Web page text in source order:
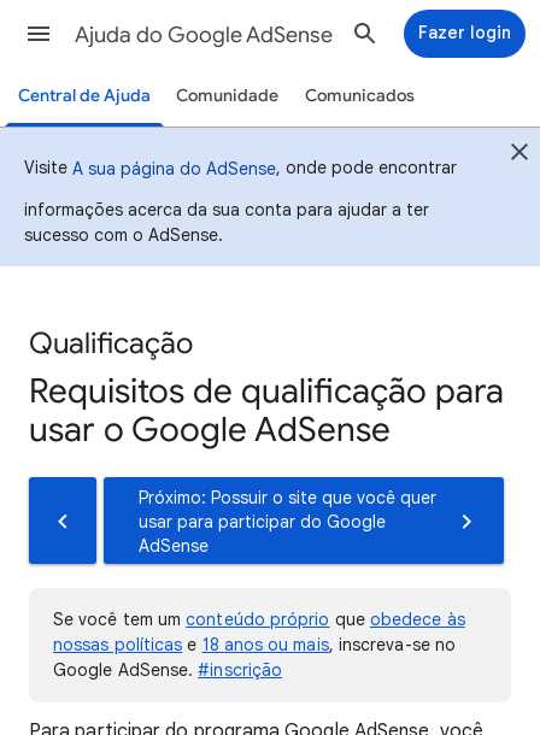
Ajuda do Google AdSense Fazer login
Central de Ajuda Comunidade Comunicados
Visite A sua página do AdSense, onde pode encontrar
informações acerca da sua conta para ajudar a ter
sucesso com o AdSense.
Qualificação
Requisitos de qualificação para
usar o Google AdSense
Próximo: Possuir o site que você quer
usar para participar do Google
AdSense
Se você tem umconteúdo próprio que obedece às
nossas políticas e 18 anos ou mais, inscreva-se no
Google AdSense.#inscrição